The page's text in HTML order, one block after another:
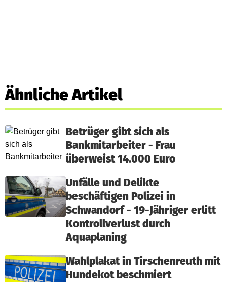
Ähnliche Artikel
Betrüger gibt sich als
Bankmitarbeiter - Frau
überweist 14.000 Euro
Unfälle und Delikte
beschäftigen Polizei in
Schwandorf - 19-Jähriger erlitt
Kontrollverlust durch
Aquaplaning
Wahlplakat in Tirschenreuth mit
Hundekot beschmiert